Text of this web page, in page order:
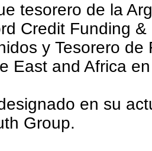
tesorero de la
Credit Funding
y Tesorero de
East and Africa
en su
Group.